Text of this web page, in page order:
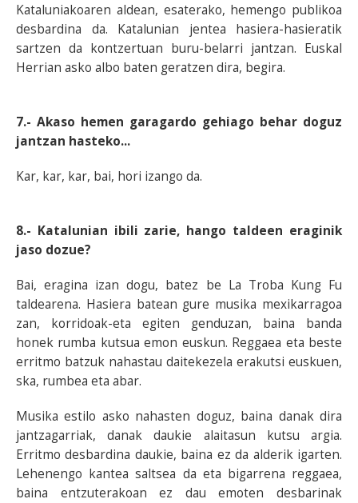
Kataluniakoaren aldean, esaterako, hemengo publikoa
desbardina da. Katalunian jentea hasiera-hasieratik
sartzen da kontzertuan buru-belarri jantzan. Euskal
Herrian asko albo baten geratzen dira, begira.
7.- Akaso hemen garagardo gehiago behar doguz
jantzan hasteko...
Kar, kar, kar, bai, hori izango da.
8.- Katalunian ibili zarie, hango taldeen eraginik
jaso dozue?
Bai, eragina izan dogu, batez be La Troba Kung Fu
taldearena. Hasiera batean gure musika mexikarragoa
zan, korridoak-eta egiten genduzan, baina banda
honek rumba kutsua emon euskun. Reggaea eta beste
erritmo batzuk nahastau daitekezela erakutsi euskuen,
ska, rumbea eta abar.
Musika estilo asko nahasten doguz, baina danak dira
jantzagarriak, danak daukie alaitasun kutsu argia.
Erritmo desbardina daukie, baina ez da alderik igarten.
Lehenengo kantea saltsea da eta bigarrena reggaea,
baina entzuterakoan ez dau emoten desbarinak